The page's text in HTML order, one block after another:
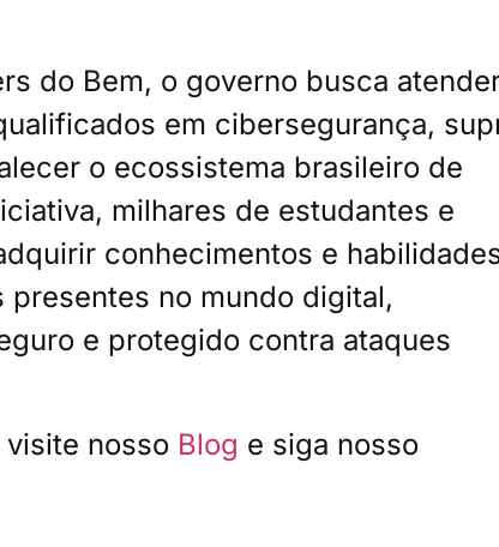
do Bem, o governo busca
em cibersegurança,
o ecossistema brasileiro de
milhares de estudantes e
conhecimentos e
no mundo digital,
e protegido contra ataques
nosso Blog e siga nosso